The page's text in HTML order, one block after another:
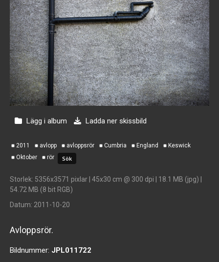
Lägg i album Ladda ner skissbild
2011 avlopp avloppsrör Cumbria England
Keswick
Oktober
rör
Storlek: 5356x3571 pixlar | 45x30 cm @ 300 dpi | 18.1 MB (jpg) |
54.72 MB (8 bit RGB)
Datum: 2011-10-20
Avloppsrör.
Bildnummer: JPL011722